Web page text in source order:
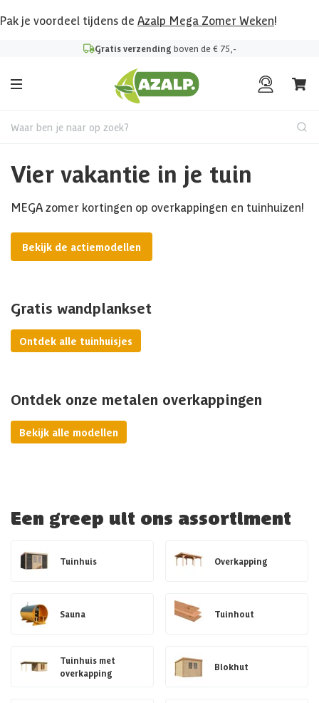
Pak je voordeel tijdens de Azalp Mega Zomer Weken!
Gratis verzending boven de € 75,-
Waar ben je naar op zoek?
Vier vakantie in je tuin
MEGA zomer kortingen op overkappingen en tuinhuizen!
Bekijk de actiemodellen
Gratis wandplankset
Ontdek alle tuinhuisjes
Ontdek onze metalen overkappingen
Bekijk alle modellen
Een greep uit ons assortiment
Tuinhuis Overkapping
Sauna Tuinhout
Tuinhuis met
overkapping
Blokhut